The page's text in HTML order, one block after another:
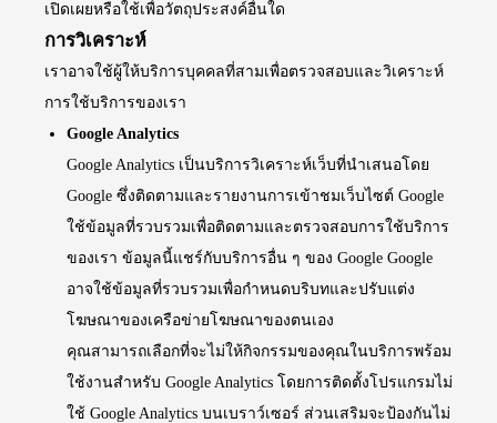
เปิดเผยหรือใช้เพื่อวัตถุประสงค์อื่นใด
การวิเคราะห์
เราอาจใช้ผู้ให้บริการบุคคลที่สามเพื่อตรวจสอบและวิเคราะห์
การใช้บริการของเรา
Google Analytics
Google Analytics เป็นบริการวิเคราะห์เว็บที่นำเสนอโดย
Google ซึ่งติดตามและรายงานการเข้าชมเว็บไซต์ Google
ใช้ข้อมูลที่รวบรวมเพื่อติดตามและตรวจสอบการใช้บริการ
ของเรา ข้อมูลนี้แชร์กับบริการอื่น ๆ ของ Google Google
อาจใช้ข้อมูลที่รวบรวมเพื่อกำหนดบริบทและปรับแต่ง
โฆษณาของเครือข่ายโฆษณาของตนเอง
คุณสามารถเลือกที่จะไม่ให้กิจกรรมของคุณในบริการพร้อม
ใช้งานสำหรับ Google Analytics โดยการติดตั้งโปรแกรมไม่
ใช้ Google Analytics บนเบราว์เซอร์ ส่วนเสริมจะป้องกันไม่